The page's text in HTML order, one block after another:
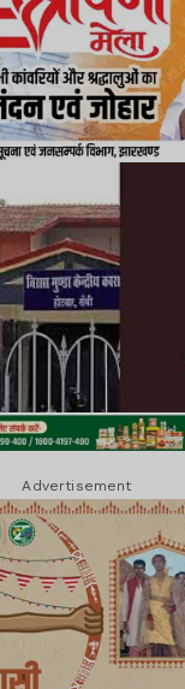
Advertisement